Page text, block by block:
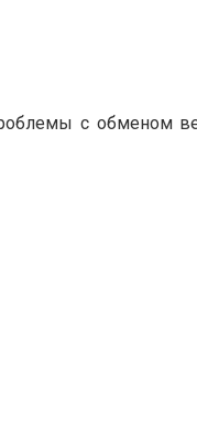
с обменом